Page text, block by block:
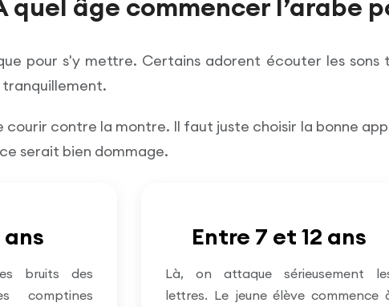
quel âge commencer l’arabe
pour s'y mettre. Certains adorent écouter les
tranquillement.
courir contre la montre. Il faut juste choisir la bonne
serait bien dommage.
bruits des
comptines
Entre 7 et 12 ans
Là, on attaque sérieusement
lettres. Le jeune élève commence